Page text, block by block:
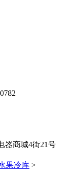
器商城4街21号
果冷库 >